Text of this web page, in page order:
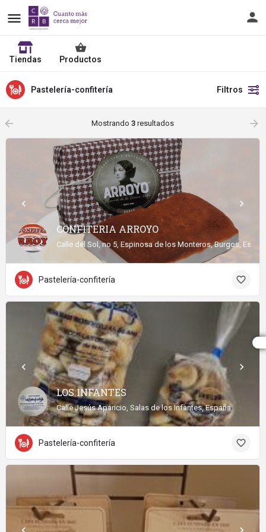
Tiendas Productos
Pastelería-confitería Filtros
arrow_backward Mostrando 3 resultados arrow_forward
CONFITERIA ARROYO
Calle del Sol, no 5, Espinosa de los Monteros, Burgos,
Pastelería-confitería
LOS INFANTES
Calle Jesús Aparicio, Salas de los Infantes, España
Pastelería-confitería